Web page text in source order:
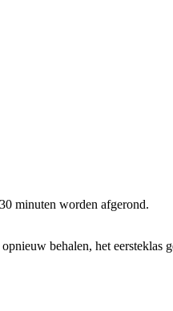
minuten worden afgerond.
behalen, het